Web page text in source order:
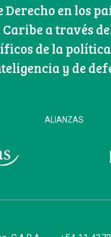
Derecho en los
a través
de la
y de
ALIANZAS